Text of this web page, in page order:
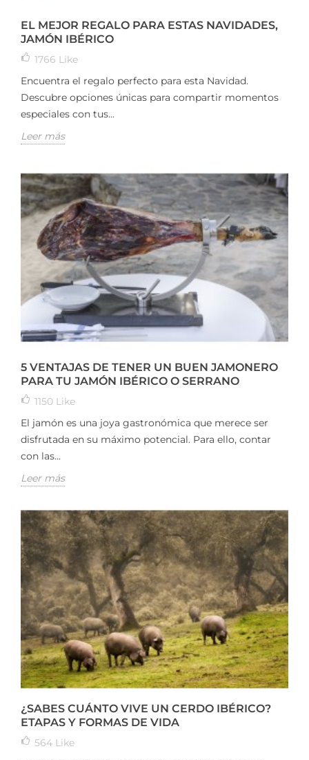
EL MEJOR REGALO PARA ESTAS NAVIDADES,
JAMÓN IBÉRICO
1766 Like
Encuentra el regalo perfecto para esta Navidad.
Descubre opciones únicas para compartir momentos
especiales con tus...
Leer más
5 VENTAJAS DE TENER UN BUEN JAMONERO
PARA TU JAMÓN IBÉRICO O SERRANO
1150 Like
El jamón es una joya gastronómica que merece ser
disfrutada en su máximo potencial. Para ello, contar
con las...
Leer más
¿SABES CUÁNTO VIVE UN CERDO IBÉRICO?
ETAPAS Y FORMAS DE VIDA
564 Like